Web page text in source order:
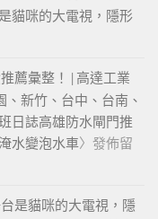
貓咪的大電視，隱形
薦彙整！ | 高達工業
新竹、台中、台南、
班日誌高雄防水閘門推
水變泡水車〉發佈留
是貓咪的大電視，隱